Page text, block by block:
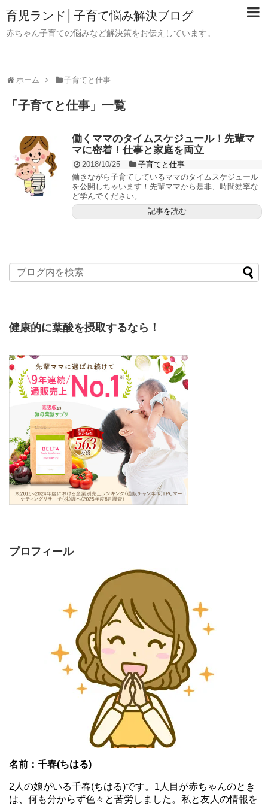
育児ランド│子育て悩み解決ブログ
赤ちゃん子育ての悩みなど解決策をお伝えしています。
ホーム 子育てと仕事
「 子育てと仕事 」 一覧
働くママのタイムスケジュール！先輩マ
マに密着！仕事と家庭を両立
2018/10/25
子育てと仕事
働きながら子育てしているママのタイムスケジュール
を公開しちゃいます！先輩ママから是非、時間効率な
ど学んでください。
記事を読む
健康的に葉酸を摂取するなら！
プロフィール
名前：千春(ちはる)
2人の娘がいる千春(ちはる)です。1人目が赤ちゃんのとき
は、何も分からず色々と苦労しました。私と友人の情報を